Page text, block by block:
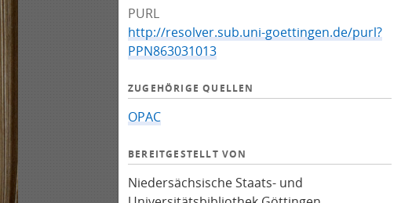
PURL
http://resolver.sub.uni-goettingen.de/purl?
PPN863031013
ZUGEHÖRIGE QUELLEN
OPAC
BEREITGESTELLT VON
Niedersächsische Staats- und